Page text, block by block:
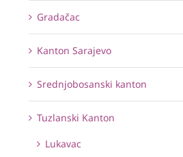
Gradačac
Kanton Sarajevo
Srednjobosanski kanton
Tuzlanski Kanton
Lukavac